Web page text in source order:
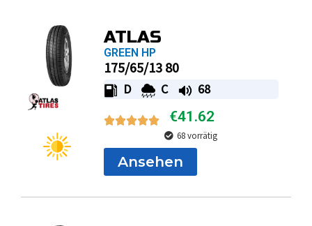
ATLAS
GREEN HP
175/65/13 80
D C 68
€41.62
68 vorrätig
Ansehen